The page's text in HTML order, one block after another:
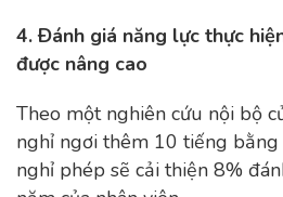
4. Ðánh giá năng lực thực
được nâng cao
Theo một nghiên cứu nội bộ
nghỉ ngơi thêm 10 tiếng bằng
nghỉ phép sẽ cải thiện 8%